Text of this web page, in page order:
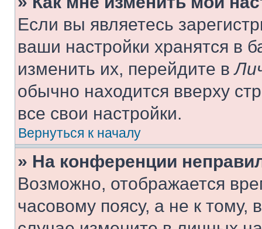
Если вы являетесь
ваши настройки хранятся в
изменить их, перейдите в
обычно находится вверху
все свои настройки.
Вернуться к началу
» На конференции
Возможно, отображается
часовому поясу, а не к тому,